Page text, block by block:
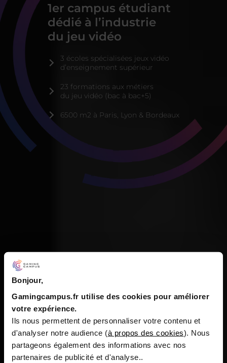
Bonjour,
Gamingcampus.fr utilise des cookies pour améliorer
votre expérience.
Ils nous permettent de personnaliser votre contenu et
d'analyser notre audience (à propos des cookies). Nous
partageons également des informations avec nos
partenaires de publicité et d'analyse..
1er campus étudiant
dédié à l’industrie
du jeu vidéo
3 écoles spécialisées jeux vidéo
d’enseignement supérieur
23 formations aux métiers
du jeu vidéo (bac à bac+5)
6500 m2 à Paris, Lyon & Bordeaux